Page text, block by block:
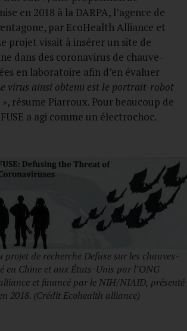
en 2018 à la DARPA, l’agence de
par EcoHealth Alliance et
projet visait à insérer un site de
dans des coronavirus de chauve-
en laboratoire afin d’en évaluer
virus ainsi obtenu est le portrait-robot
», résume Piarroux. Pour beaucoup de
a agi comme un électrochoc.
projet de recherche Defuse sur les chauves-
en Chine et aux États-Unis par l’ONG
et financé par le NIH/NIAID, présenté
2018. (Crédit Ecohealth alliance)